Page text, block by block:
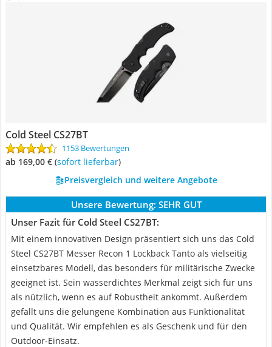
Cold Steel CS27BT
1153 Bewertungen
ab 169,00 € ( Sofort lieferbar)
Preisvergleich und weitere Angebote
Unsere Bewertung: SEHR GUT
Unser Fazit für Cold Steel CS27BT:
Mit einem innovativen Design präsentiert sich uns das Cold
Steel CS27BT Messer Recon 1 Lockback Tanto als vielseitig
einsetzbares Modell, das besonders für militärische Zwecke
geeignet ist. Sein wasserdichtes Merkmal zeigt sich für uns
als nützlich, wenn es auf Robustheit ankommt. Außerdem
gefällt uns die gelungene Kombination aus Funktionalität
und Qualität. Wir empfehlen es als Geschenk und für den
Outdoor-Einsatz.